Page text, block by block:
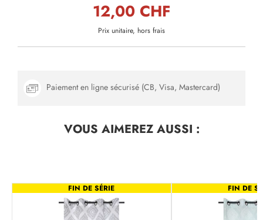
12,00 CHF
Prix unitaire, hors frais
Paiement en ligne sécurisé (CB, Visa, Mastercard)
VOUS AIMEREZAUSSI :
FIN DE SÉRIE FIN DE